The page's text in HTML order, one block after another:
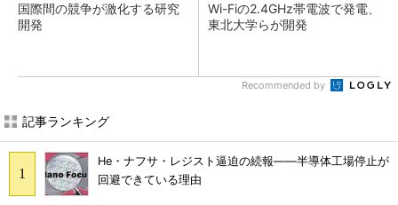
国際間の競争が激化する研究
開発
Wi-Fiの2.4GHz帯電波で発電、
東北大学らが開発
Recommended by
記事ランキング
He・ナフサ・レジスト逼迫の続報――半導体工場停止が
回避できている理由